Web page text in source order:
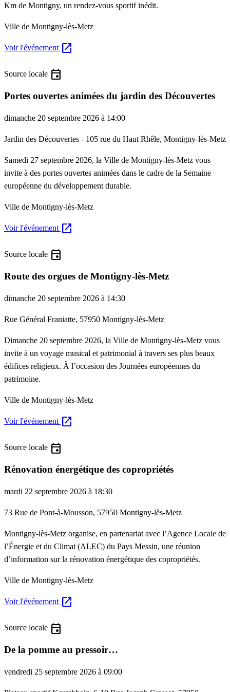
Km de Montigny, un rendez-vous sportif inédit.
Ville de Montigny-lès-Metz
Voir l'événement open_in_new
Source locale event
Portes ouvertes animées du jardin des Découvertes
dimanche 20 septembre 2026 à 14:00
Jardin des Découvertes - 105 rue du Haut Rhêle, Montigny-lès-Metz
Samedi 27 septembre 2026, la Ville de Montigny-lès-Metz vous
invite à des portes ouvertes animées dans le cadre de la Semaine
européenne du développement durable.
Ville de Montigny-lès-Metz
Voir l'événement open_in_new
Source locale event
Route des orgues de Montigny-lès-Metz
dimanche 20 septembre 2026 à 14:30
Rue Général Franiatte, 57950 Montigny-lès-Metz
Dimanche 20 septembre 2026, la Ville de Montigny-lès-Metz vous
invite à un voyage musical et patrimonial à travers ses plus beaux
édifices religieux. À l’occasion des Journées européennes du
patrimoine.
Ville de Montigny-lès-Metz
Voir l'événement open_in_new
Source locale event
Rénovation énergétique des copropriétés
mardi 22 septembre 2026 à 18:30
73 Rue de Pont-à-Mousson, 57950 Montigny-lès-Metz
Montigny-lès-Metz organise, en partenariat avec l’Agence Locale de
l’Énergie et du Climat (ALEC) du Pays Messin, une réunion
d’information sur la rénovation énergétique des copropriétés.
Ville de Montigny-lès-Metz
Voir l'événement open_in_new
Source locale event
De la pomme au pressoir…
vendredi 25 septembre 2026 à 09:00